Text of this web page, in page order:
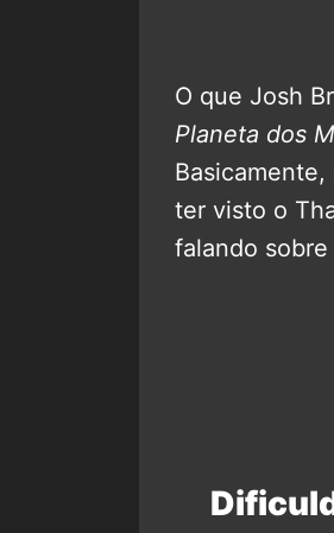
O que Josh
Planeta dos
ter visto o
falando